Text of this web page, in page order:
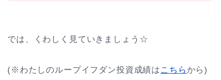
では、くわしく見ていきましょう☆
(※わたしのループイフダン投資成績は こちら から)